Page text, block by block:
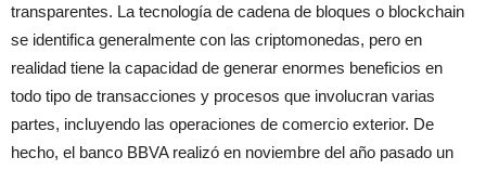
transparentes. La tecnología de cadena de bloques o blockchain
se identifica generalmente con las criptomonedas, pero en
realidad tiene la capacidad de generar enormes beneficios en
todo tipo de transacciones y procesos que involucran varias
partes, incluyendo las operaciones de comercio exterior. De
hecho, el banco BBVA realizó en noviembre del año pasado un